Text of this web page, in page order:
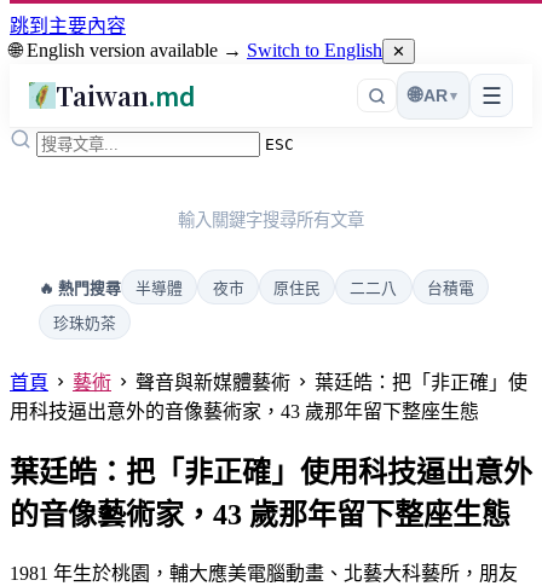
跳到主要內容
🌐 English version available → Switch to English ✕
Taiwan.md ☰
🌐AR▾
ESC
輸入關鍵字搜尋所有文章
🔥 熱門搜尋 半導體 夜市 原住民 二二八
台積電
珍珠奶茶
首頁 藝術 聲音與新媒體藝術
葉廷皓：把「非正確」使
用科技逼出意外的音像藝術家，43 歲那年留下整座生態
葉廷皓：把「非正確」使用科技逼出意外
的音像藝術家，43 歲那年留下整座生態
1981 年生於桃園，輔大應美電腦動畫、北藝大科藝所，朋友